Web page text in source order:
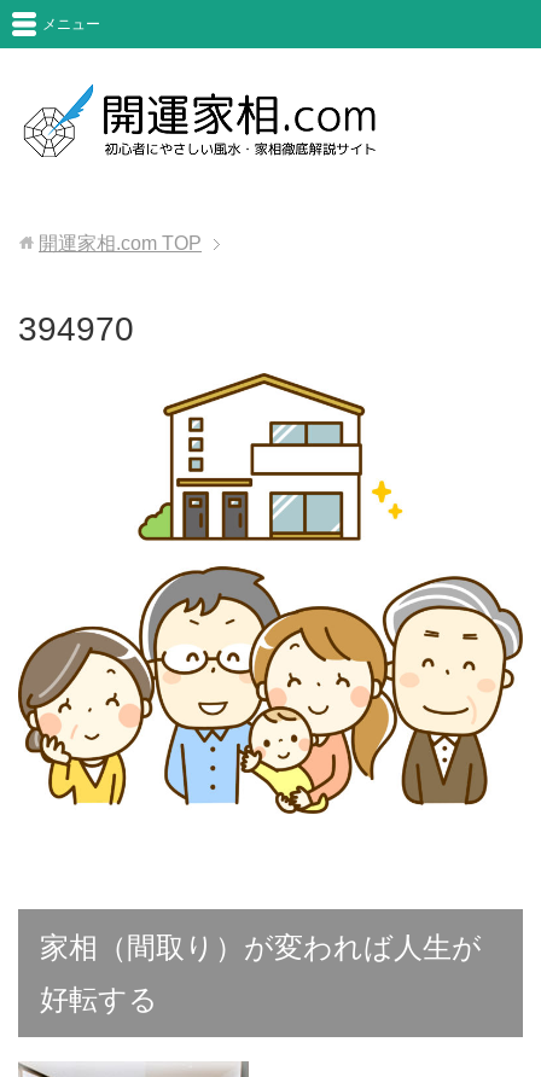
メニュー
開運家相.com TOP
394970
家相（間取り）が変われば人生が
好転する